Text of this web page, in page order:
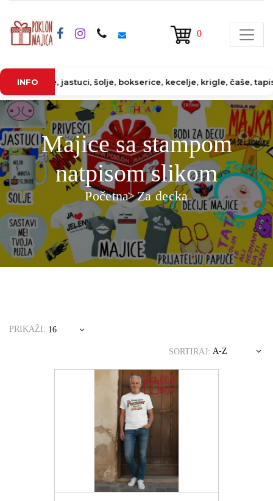
0
INFO
jastuci, šolje, bokserice, kecelje, krigle, čaše, tapiserije,
Majice sa stampom
natpisom slikom
Početna Za decka
PRIKAŽI: 16
SORTIRAJ: A-Z
POGLEDAJ